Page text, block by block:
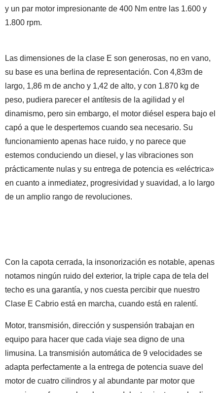
y un par motor impresionante de 400 Nm entre las 1.600 y
1.800 rpm.
Las dimensiones de la clase E son generosas, no en vano,
su base es una berlina de representación. Con 4,83m de
largo, 1,86 m de ancho y 1,42 de alto, y con 1.870 kg de
peso, pudiera parecer el antítesis de la agilidad y el
dinamismo, pero sin embargo, el motor diésel espera bajo el
capó a que le despertemos cuando sea necesario. Su
funcionamiento apenas hace ruido, y no parece que
estemos conduciendo un diesel, y las vibraciones son
prácticamente nulas y su entrega de potencia es «eléctrica»
en cuanto a inmediatez, progresividad y suavidad, a lo largo
de un amplio rango de revoluciones.
Con la capota cerrada, la insonorización es notable, apenas
notamos ningún ruido del exterior, la triple capa de tela del
techo es una garantía, y nos cuesta percibir que nuestro
Clase E Cabrio está en marcha, cuando está en ralentí.
Motor, transmisión, dirección y suspensión trabajan en
equipo para hacer que cada viaje sea digno de una
limusina. La transmisión automática de 9 velocidades se
adapta perfectamente a la entrega de potencia suave del
motor de cuatro cilindros y al abundante par motor que